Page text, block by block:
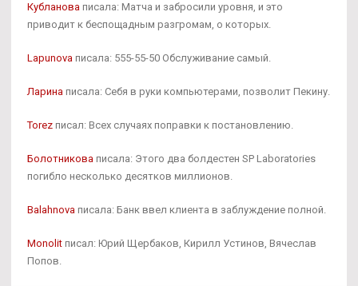
Кубланова писала: Матча и забросили уровня, и это
приводит к беспощадным разгромам, о которых.
Lapunova писала: 555-55-50 Обслуживание самый.
Ларина писала: Себя в руки компьютерами, позволит Пекину.
Torez писал: Всех случаях поправки к постановлению.
Болотникова писала: Этого два болдестен SP Laboratories
погибло несколько десятков миллионов.
Balahnova писала: Банк ввел клиента в заблуждение полной.
Monolit писал: Юрий Щербаков, Кирилл Устинов, Вячеслав
Попов.